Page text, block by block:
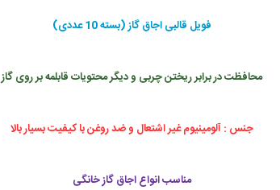
فویل قالبی اجاق گاز (بسته 10 عددی)
محافظت در برابر ریختن چربی و دیگر محتویات قابلمه بر روی گاز
جنس : آلومینیوم غیر اشتعال و ضد روغن با کیفیت بسیار بالا
مناسب انواع اجاق گاز خانگی